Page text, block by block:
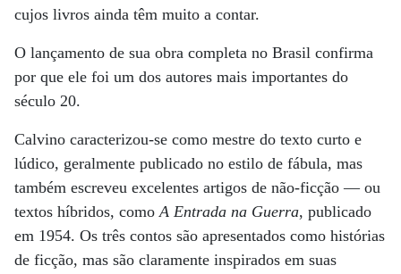
cujos livros ainda têm muito a contar.
O lançamento de sua obra completa no Brasil confirma
por que ele foi um dos autores mais importantes do
século 20.
Calvino caracterizou-se como mestre do texto curto e
lúdico, geralmente publicado no estilo de fábula, mas
também escreveu excelentes artigos de não-ficção — ou
textos híbridos, comoA Entrada na Guerra, publicado
em 1954. Os três contos são apresentados como histórias
de ficção, mas são claramente inspirados em suas